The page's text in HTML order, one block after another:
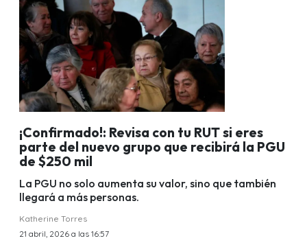
¡Confirmado!: Revisa con tu RUT si eres
parte del nuevo grupo que recibirá la PGU
de $250 mil
La PGU no solo aumenta su valor, sino que también
llegará a más personas.
Katherine Torres
21 abril, 2026 a las 16:57